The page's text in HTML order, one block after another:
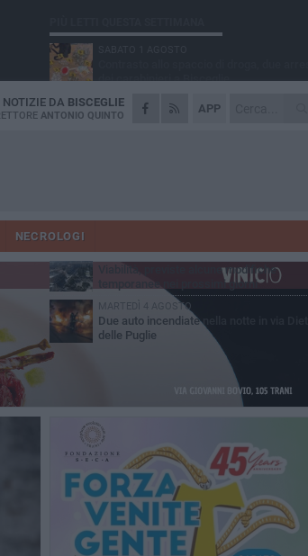
APP
NOTIZIE DA BISCEGLIE
ANTONIO QUINTO
NECROLOGI
dei carabinieri a Bisceglie
VENERDÌ 31 LUGLIO
Torna l'appuntamento con la Pastasciutta
Dramma alla spiaggia Bi-Marmi: un
VENERDÌ 31 LUGLIO
Viabilità, previste alcune modifiche
temporanee nei prossimi giorni
MARTEDÌ 4 AGOSTO
Due auto incendiate nella notte in via Dieta
delle Puglie